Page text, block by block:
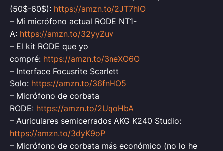
(50$-60$): https://amzn.to/2JT7hlO
– Mi micrófono actual RODE NT1-
A: https://amzn.to/32yyZuv
– El kit RODE que yo
compré: https://amzn.to/3neXO6O
– Interface Focusrite Scarlett
Solo: https://amzn.to/36fnHO5
– Micrófono de corbata
RODE: https://amzn.to/2UqoHbA
– Auriculares semicerrados AKG K240 Studio:
https://amzn.to/3dyK9oP
– Micrófono de corbata más económico (no lo he